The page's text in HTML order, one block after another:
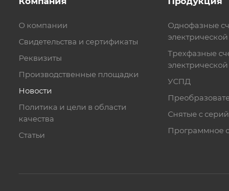
О компании
Свидетельства и сертификаты
Реквизиты
Производственные площадки
Новости
Политика и цели в области
качества
Статьи
Однофазные
Трехфазные
УСПД
Снятые с
Программное